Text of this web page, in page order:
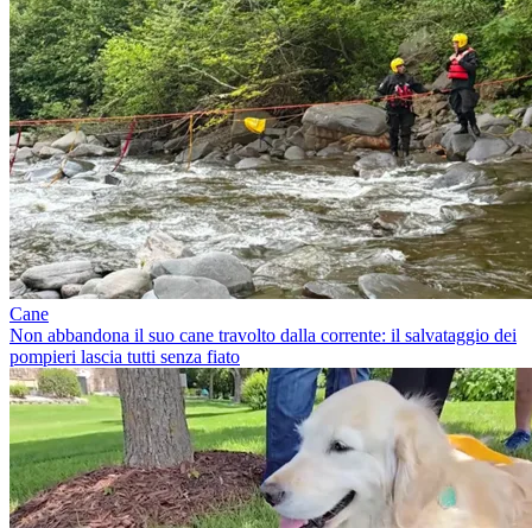
Cane
Non abbandona il suo cane travolto dalla corrente: il salvataggio dei
pompieri lascia tutti senza fiato